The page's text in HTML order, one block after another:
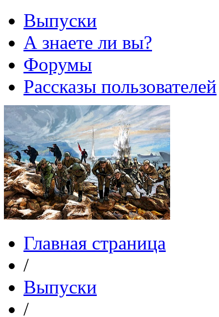
Выпуски
А знаете ли вы?
Форумы
Рассказы пользователей
Главная страница
/
Выпуски
/